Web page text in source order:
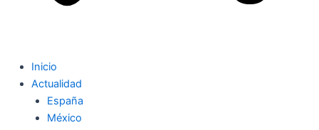
Inicio
Actualidad
España
México